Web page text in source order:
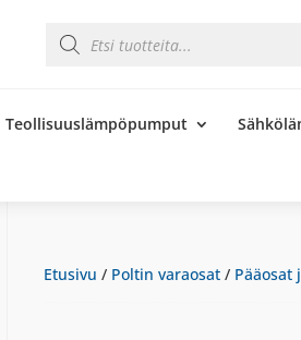
search
Teollisuuslämpöpumput
Etusivu / Poltin varaosat/ Pääosat